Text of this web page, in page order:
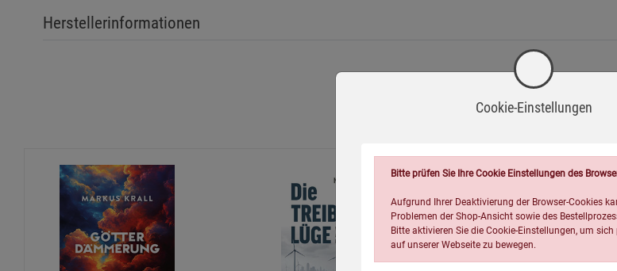
Herstellerinformationen
Wird oft zusammen
Cookie-Einstellungen
Bitte prüfen Sie Ihre Cookie Einstellungen des
Aufgrund Ihrer Deaktivierung der Browser-Cookies
Problemen der Shop-Ansicht sowie des
Bitte aktivieren Sie die Cookie-Einstellungen, um
auf unserer Webseite zu bewegen.